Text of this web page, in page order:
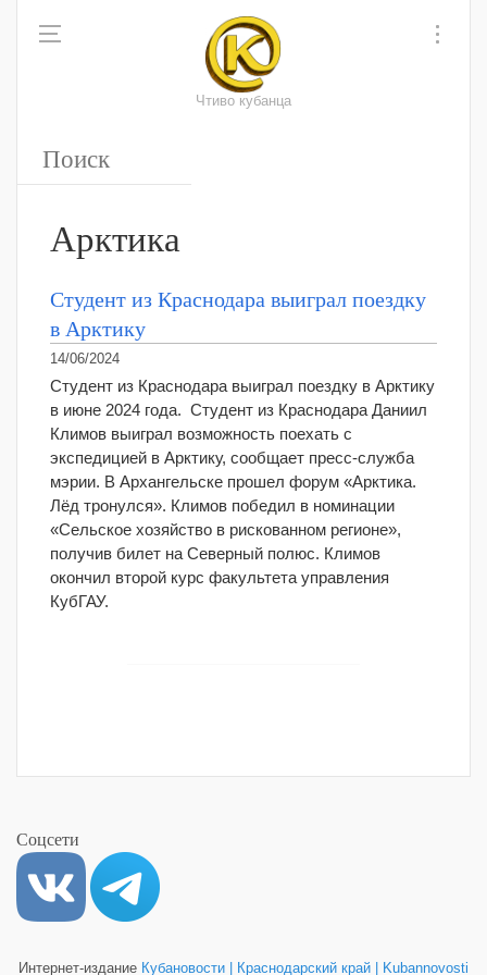
Чтиво кубанца
Арктика
Студент из Краснодара выиграл поездку
в Арктику
14/06/2024
Студент из Краснодара выиграл поездку в Арктику
в июне 2024 года. Студент из Краснодара Даниил
Климов выиграл возможность поехать с
экспедицией в Арктику, сообщает пресс-служба
мэрии. В Архангельске прошел форум «Арктика.
Лёд тронулся». Климов победил в номинации
«Сельское хозяйство в рискованном регионе»,
получив билет на Северный полюс. Климов
окончил второй курс факультета управления
КубГАУ.
Соцсети
Интернет-издание Кубановости | Краснодарский край | Kubannovosti